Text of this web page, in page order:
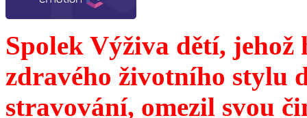
Spolek Výživa dětí,
zdravého životního stylu
stravování, omezil svou